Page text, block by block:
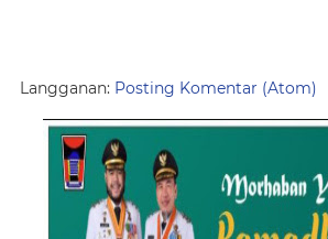
Langganan: Posting Komentar (Atom)